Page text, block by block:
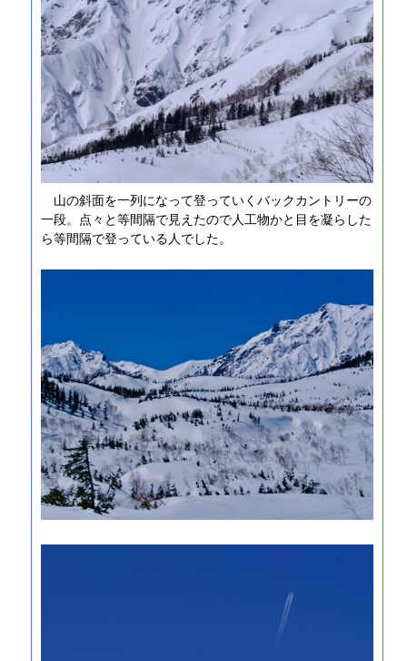
山の斜面を一列になって登っていくバックカントリーの
一段。点々と等間隔で見えたので人工物かと目を凝らした
ら等間隔で登っている人でした。